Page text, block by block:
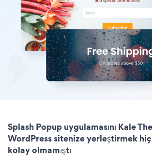
Splash Popup uygulamasını Kale
WordPress sitenize yerleştirmek
kolay olmamıştı